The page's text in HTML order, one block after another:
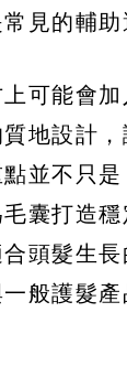
見的輔助
可能會加
地設計
並不只是
囊打造
頭髮生
般護髮